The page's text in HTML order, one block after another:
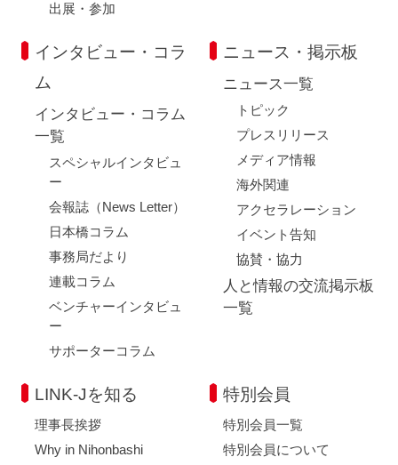
出展・参加
インタビュー・コラ
ム
インタビュー・コラム
一覧
スペシャルインタビュ
ー
会報誌（News Letter）
日本橋コラム
事務局だより
連載コラム
ベンチャーインタビュ
ー
サポーターコラム
ニュース・掲示板
ニュース一覧
トピック
プレスリリース
メディア情報
海外関連
アクセラレーション
イベント告知
協賛・協力
人と情報の交流掲示板
一覧
LINK-Jを知る
理事長挨拶
Why in Nihonbashi
特別会員
特別会員一覧
特別会員について